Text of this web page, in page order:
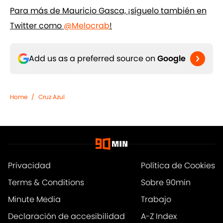
Para más de Mauricio Gasca, ¡síguelo también en
Twitter como @Melocrab!
Add us as a preferred source on Google
Home / Cruz Azul
Privacidad
Política de Cookies
Terms & Conditions
Sobre 90min
Minute Media
Trabajo
Declaración de accesibilidad
A-Z Index